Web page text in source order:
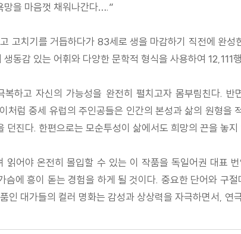
망을 마음껏 채워나간다….”
고치기를 거듭하다가 83세로 생을 마감하기 직전에 완
동감 있는 어휘와 다양한 문학적 형식을 사용하여 12,111
하고 자신의 가능성을 완전히 펼치고자 몸부림친다.
처럼 중세 유럽의 주인공들은 인간의 본성과 삶의 원형을
진다. 한편으로는 모순투성이 삶에서도 희망의 끈을 놓
읽어야 온전히 몰입할 수 있는 이 작품을 독일어권 대표
에 흥이 돋는 경험을 하게 될 것이다. 중요한 단어와 구
인 대가들의 컬러 명화는 감성과 상상력을 자극하면서, 연